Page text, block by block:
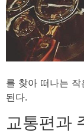
를 찾아 떠나는
된다.
교통편과